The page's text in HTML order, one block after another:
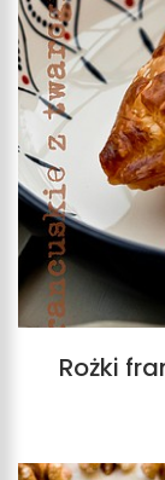
Rożki